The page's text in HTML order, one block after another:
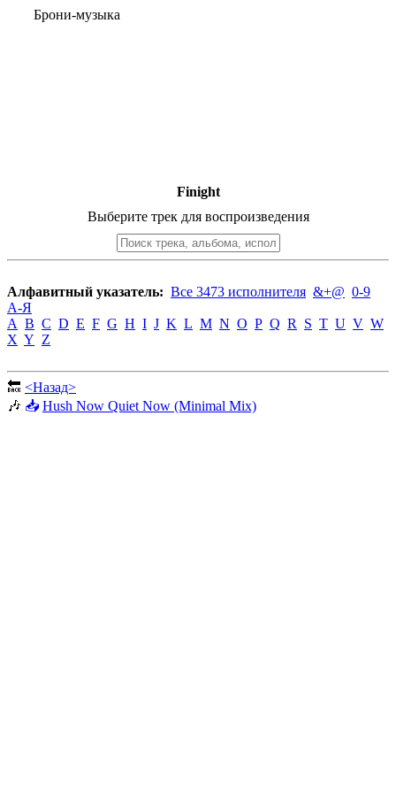
Брони-музыка
Finight
Выберите трек для воспроизведения
Алфавитный указатель: Все 3473 исполнителя &+@ 0-9
А-Я
A B C D E F G H I J K L M N O P Q R S T U V W
X Y Z
🔙 <Назад>
🎶 📥 Hush Now Quiet Now (Minimal Mix)